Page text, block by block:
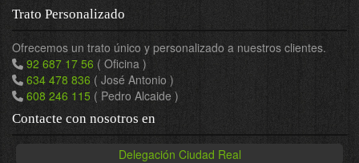
Trato Personalizado
Ofrecemos un trato único y personalizado a nuestros clientes.
92 687 17 56 ( Oficina )
634 478 836 ( José Antonio )
608 246 115 ( Pedro Alcaide )
Contacte con nosotros en
Delegación Ciudad Real